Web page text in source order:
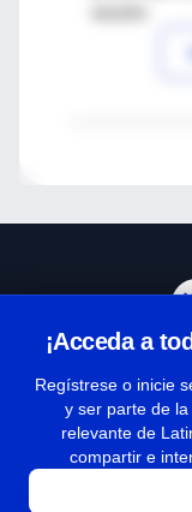
¡Acceda a
Regístrese o inicie
y ser parte de
relevante de
compartir e
|
| Todos los